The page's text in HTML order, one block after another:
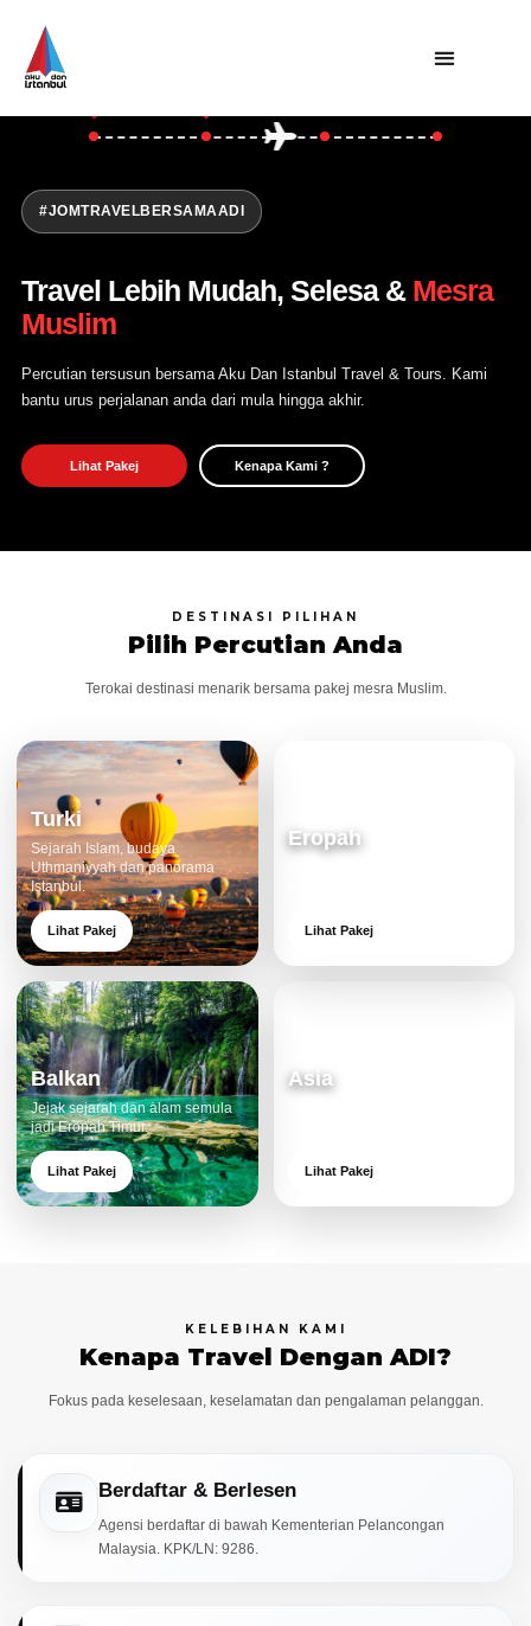
Utama
Open Trip
Hubungi Kami
#JOMTRAVELBERSAMAADI
Travel Lebih Mudah, Selesa & Mesra
Muslim
Percutian tersusun bersama Aku Dan Istanbul Travel & Tours. Kami
bantu urus perjalanan anda dari mula hingga akhir.
Lihat Pakej Kenapa Kami ?
DESTINASI PILIHAN
Pilih Percutian Anda
Terokai destinasi menarik bersama pakej mesra Muslim.
Turki
Sejarah Islam, budaya
Uthmaniyyah dan panorama
Istanbul.
Lihat Pakej
Eropah
Lihat Pakej
Balkan
Jejak sejarah dan alam semula
jadi Eropah Timur.
Lihat Pakej
Asia
Lihat Pakej
KELEBIHAN KAMI
Kenapa Travel Dengan ADI?
Fokus pada keselesaan, keselamatan dan pengalaman pelanggan.
Berdaftar & Berlesen
Agensi berdaftar di bawah Kementerian Pelancongan
Malaysia. KPK/LN: 9286.